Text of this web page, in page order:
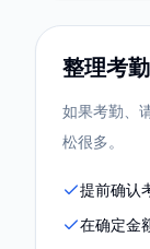
整理考
如果考勤、
松很多。
提前确认
在确定金